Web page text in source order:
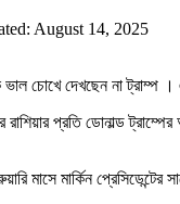
August 14, 2025
ভাল চোখে দেখছেন না
রাশিয়ার প্রতি ডোনাল্ড
মাসে মার্কিন প্রেসিডেন্টের